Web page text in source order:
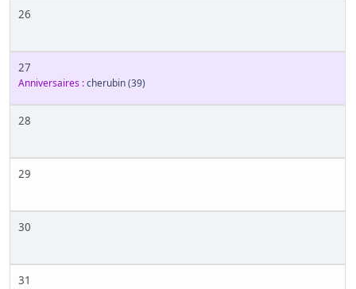
26
27
Anniversaires :cherubin(39)
28
29
30
31